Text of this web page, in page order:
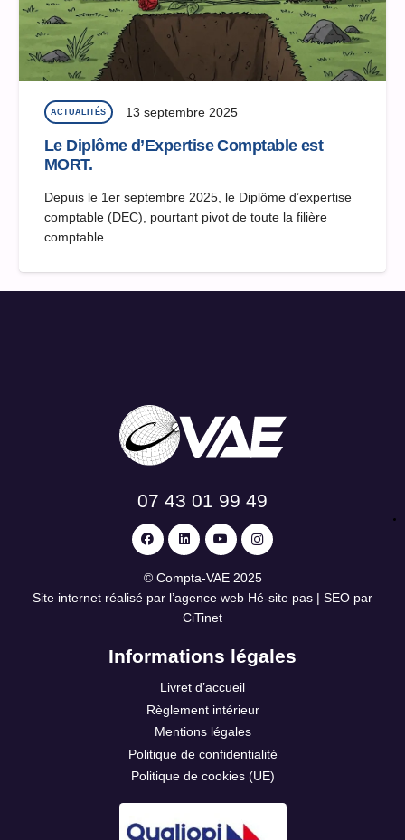
ACTUALITÉS 13 septembre 2025
Le Diplôme d’Expertise Comptable est
MORT.
Depuis le 1er septembre 2025, le Diplôme d’expertise
comptable (DEC), pourtant pivot de toute la filière
comptable…
07 43 01 99 49
© Compta-VAE2025
Site internet réalisé par l’agence web Hé-site pas | SEO par
CiTinet
Informations légales
Livret d’accueil
Règlement intérieur
Mentions légales
Politique de confidentialité
Politique de cookies (UE)